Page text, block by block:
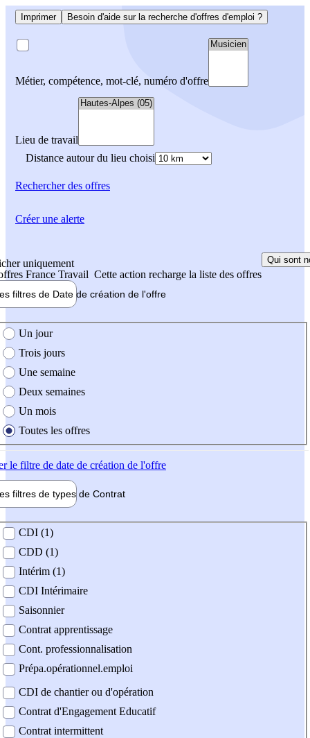
Imprimer Besoin d'aide sur la recherche d'offres d'emploi ?
Métier, compétence, mot-clé, numéro d'offre
Lieu de travail
Distance autour du lieu choisi
Rechercherdes offres
uniquement
France Travail Cette action recharge la liste des offres
Qui sont
filtres de Date de création de l'offre
création de l'offre
Un jour
Trois jours
Une semaine
Deux semaines
Un mois
Toutes les offres
le filtre de date de création de l'offre
filtres de types de Contrat
contrat
CDI (1)
CDD (1)
Intérim (1)
CDI Intérimaire
Saisonnier
Contrat apprentissage
Cont. professionnalisation
Prépa.opérationnel.emploi
CDI de chantier ou d'opération
Contrat d'Engagement Educatif
Contrat intermittent
Créer une alerte